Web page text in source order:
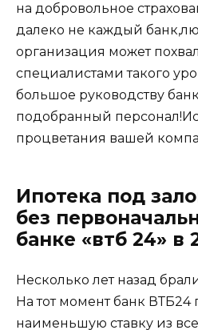
на добровольное
далеко не каждый
организация может
специалистами такого
большое руководству
подобранный
процветания вашей
Ипотека под
без
банке «втб 24» в
Несколько лет назад
На тот момент банк
наименьшую ставку из